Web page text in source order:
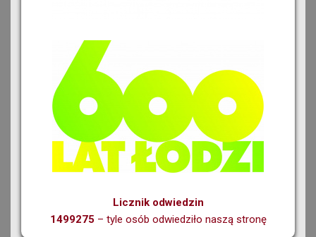
Licznik odwiedzin
1499275 – tyle osób odwiedziło naszą stronę